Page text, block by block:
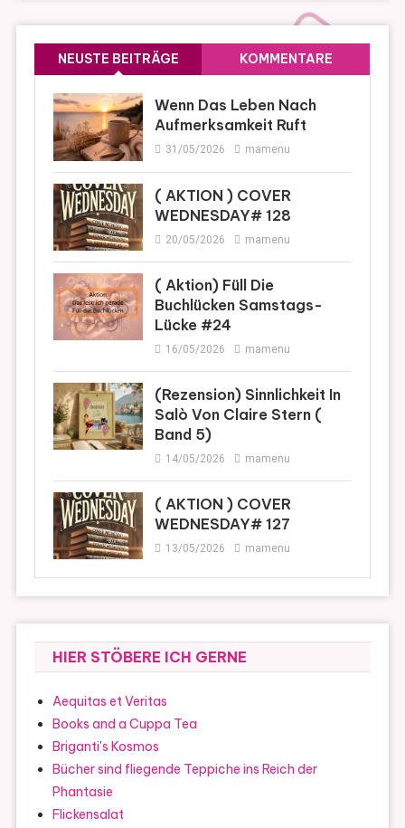
NEUSTE BEITRÄGE KOMMENTARE
Wenn Das Leben Nach
Aufmerksamkeit Ruft
31/05/2026 mamenu
( AKTION ) COVER
WEDNESDAY# 128
20/05/2026 mamenu
( Aktion) Füll Die
Buchlücken Samstags-
Lücke #24
16/05/2026 mamenu
(Rezension) Sinnlichkeit In
Salò Von Claire Stern (
Band 5)
14/05/2026 mamenu
( AKTION ) COVER
WEDNESDAY# 127
13/05/2026 mamenu
HIER STÖBERE ICH GERNE
Aequitas et Veritas
Books and a Cuppa Tea
Briganti's Kosmos
Bücher sind fliegende Teppiche ins Reich der
Phantasie
Flickensalat